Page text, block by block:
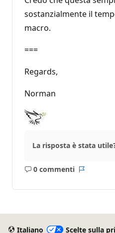
sostanzialmente il
macro.
===
Regards,
Norman
La risposta è stata
0 commenti
Nessun
Italiano Scelte sulla